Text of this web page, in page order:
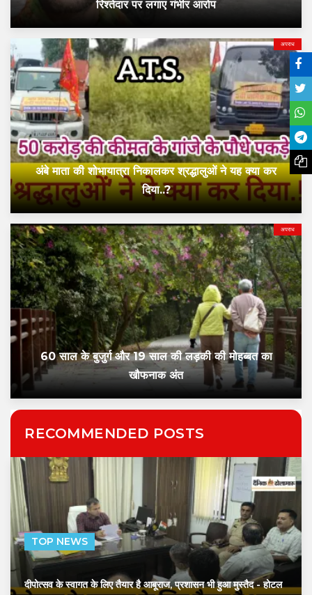
रिश्तेदार पर लगाए गंभीर आरोप
अपराध
अंबे माता की शोभायात्रा निकालकर श्रद्धालुओं ने यह क्या कर
दिया..?
अपराध
60 साल के बुजुर्ग और 19 साल की लड़की की मोहब्बत का
खौफनाक अंत
RECOMMENDED POSTS
TOP NEWS
दीपोत्सव के स्वागत के लिए तैयार है आबूराज, प्रशासन भी हुआ मुस्तैद- होटल